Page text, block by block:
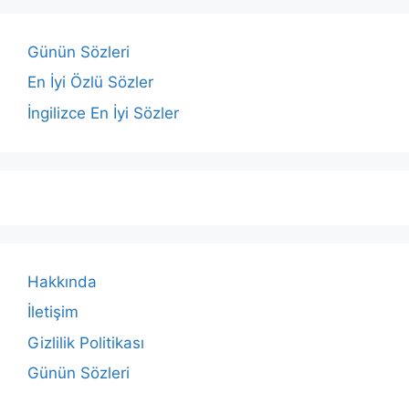
Günün Sözleri
En İyi Özlü Sözler
İngilizce En İyi Sözler
Hakkında
İletişim
Gizlilik Politikası
Günün Sözleri